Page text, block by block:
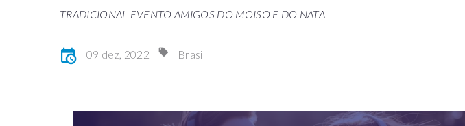
TRADICIONAL EVENTO AMIGOS DO MOISO E DO NATA
09 dez, 2022 Brasil